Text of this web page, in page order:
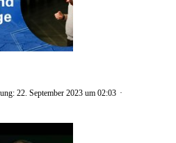
22. September 2023 um 02:03